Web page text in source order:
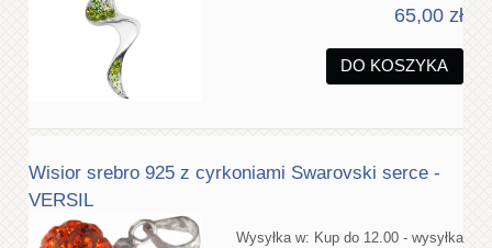
65,00 zł
DO KOSZYKA
Wisior srebro 925 z cyrkoniami Swarovski serce -
VERSIL
Wysyłka w: Kup do 12.00 - wysyłka